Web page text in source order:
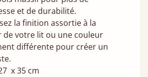
et de durabilité.
la finition assortie à la
de votre lit ou une couleur
différente pour créer un
x 35 cm